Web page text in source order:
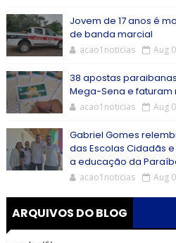
Jovem de 17 anos é
de banda marcial
acao1noticias Aug
38 apostas
Mega-Sena e faturam
acao1noticias Aug
Gabriel Gomes
das Escolas Cidadãs
a educação da
acao1noticias Aug
ARQUIVOS DO BLOG